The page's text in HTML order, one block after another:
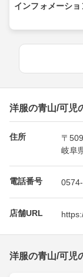
インフォメーショ
洋服の青山/可児
住所
〒
岐阜
電話番号
店舗URL
洋服の青山/可児